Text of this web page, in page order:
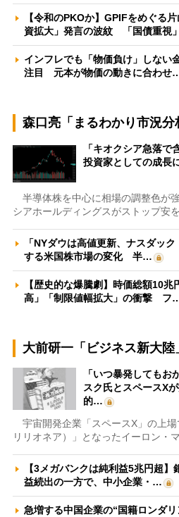
【令和のPKOか】GPIFをめぐる
資拡大」発言の波紋 「国債重視
インフレでも「物価負け」しない
注目 元本が物価の動きに合わせ
森口亮「まるわかり市況分
「キオクシア急落
投資家としての成
半導体株を中心に相場の調整色が
シアホールディングスがストップ安
「NYダウは高値更新、ナスダッ
する米国株市場の変化 半…
【歴史的な爆騰劇】時価総額10
高」「制限値幅拡大」の衝撃 フ
大前研一「ビジネス新大陸
「いつ暴発してもお
スク氏とスペースX
的…
宇宙開発企業「スペースX」の上場
リリオネア）」となったイーロン・
【3メガバンクは純利益5兆円超
益続出の一方で、中小企業・…
急増する中国企業の“国籍ロンダ